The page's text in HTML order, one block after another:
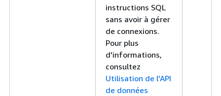
instructions SQL
sans avoir à gérer
de connexions.
Pour plus
d'informations,
consultez
Utilisation de l'API
de données